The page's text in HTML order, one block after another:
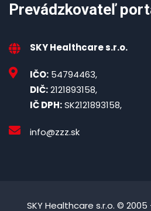
Prevádzkovateľ
SKY Healthcare s.r.o.
IČO: 54794463,
DIČ:2121893158,
IČ DPH:SK2121893158,
info@zzz.sk
SKY Healthcare s.r.o. ©